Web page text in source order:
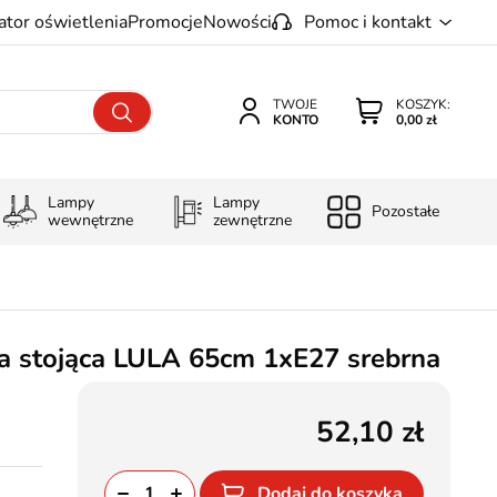
oświetleniaPromocjeNowości Pomoc i kontakt
KOSZYK:
0,00 zł
TWOJE
KONTO
Lampy
wewnętrzne
Lampy
zewnętrzne
Pozostałe
stojąca LULA 65cm 1xE27 srebrna
52,10